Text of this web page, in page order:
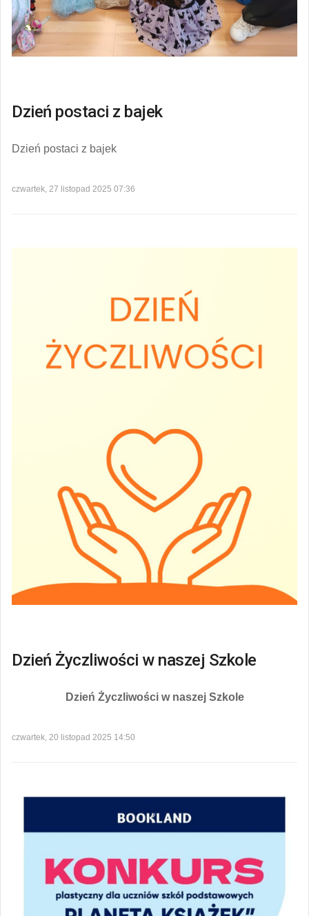
Dzień postaci z bajek
Dzień postaci z bajek
czwartek, 27 listopad 2025 07:36
Dzień Życzliwości w naszej Szkole
Dzień Życzliwości w naszej Szkole
czwartek, 20 listopad 2025 14:50